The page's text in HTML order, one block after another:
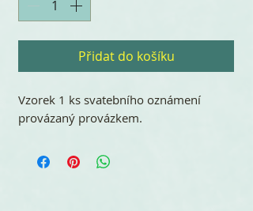
Přidat do košíku
Vzorek 1 ks svatebního oznámení
provázaný provázkem.